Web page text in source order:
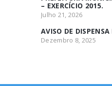
– EXERCÍCIO 2015.
Julho 21, 2026
AVISO DE
Dezembro 8, 2025